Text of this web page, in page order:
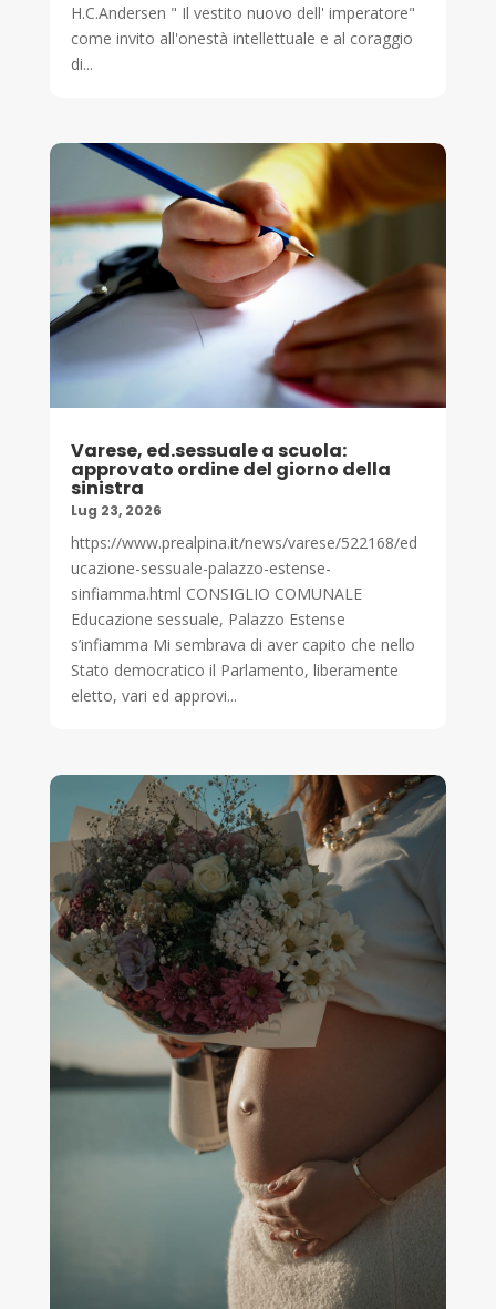
H.C.Andersen " Il vestito nuovo dell' imperatore"
come invito all'onestà intellettuale e al coraggio
di...
Varese, ed.sessuale a scuola:
approvato ordine del giorno della
sinistra
Lug 23, 2026
https://www.prealpina.it/news/varese/522168/ed
ucazione-sessuale-palazzo-estense-
sinfiamma.html CONSIGLIO COMUNALE
Educazione sessuale, Palazzo Estense
s’infiamma Mi sembrava di aver capito che nello
Stato democratico il Parlamento, liberamente
eletto, vari ed approvi...